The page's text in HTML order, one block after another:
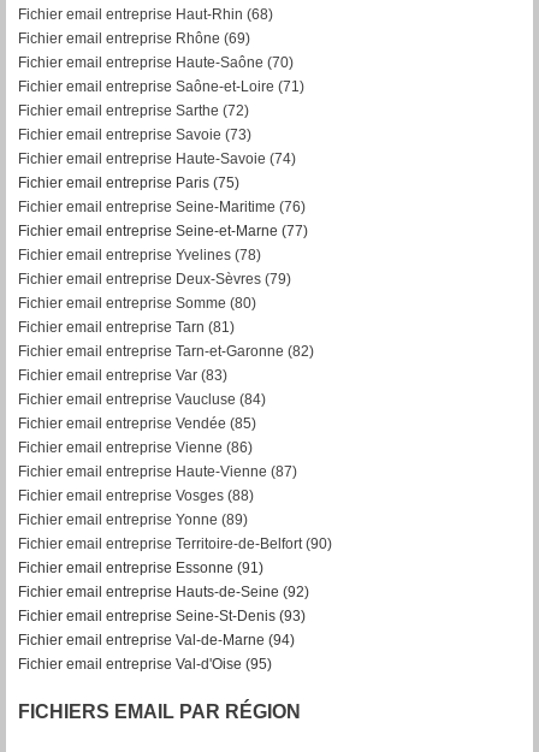
Fichier email entreprise Haut-Rhin (68)
Fichier email entreprise Rhône (69)
Fichier email entreprise Haute-Saône (70)
Fichier email entreprise Saône-et-Loire (71)
Fichier email entreprise Sarthe (72)
Fichier email entreprise Savoie (73)
Fichier email entreprise Haute-Savoie (74)
Fichier email entreprise Paris (75)
Fichier email entreprise Seine-Maritime (76)
Fichier email entreprise Seine-et-Marne (77)
Fichier email entreprise Yvelines (78)
Fichier email entreprise Deux-Sèvres (79)
Fichier email entreprise Somme (80)
Fichier email entreprise Tarn (81)
Fichier email entreprise Tarn-et-Garonne (82)
Fichier email entreprise Var (83)
Fichier email entreprise Vaucluse (84)
Fichier email entreprise Vendée (85)
Fichier email entreprise Vienne (86)
Fichier email entreprise Haute-Vienne (87)
Fichier email entreprise Vosges (88)
Fichier email entreprise Yonne (89)
Fichier email entreprise Territoire-de-Belfort (90)
Fichier email entreprise Essonne (91)
Fichier email entreprise Hauts-de-Seine (92)
Fichier email entreprise Seine-St-Denis (93)
Fichier email entreprise Val-de-Marne (94)
Fichier email entreprise Val-d'Oise (95)
FICHIERS EMAIL PAR RÉGION